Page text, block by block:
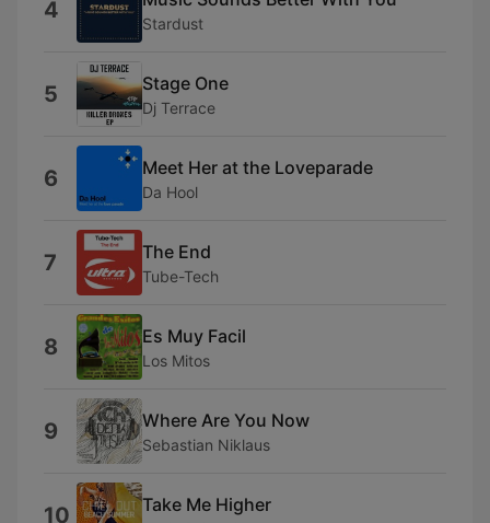
4 Stardust
5 Stage One
Dj Terrace
6 Meet Her at the Loveparade
Da Hool
7 The End
Tube-Tech
8 Es Muy Facil
Los Mitos
9 Where Are You Now
Sebastian Niklaus
10 Take Me Higher